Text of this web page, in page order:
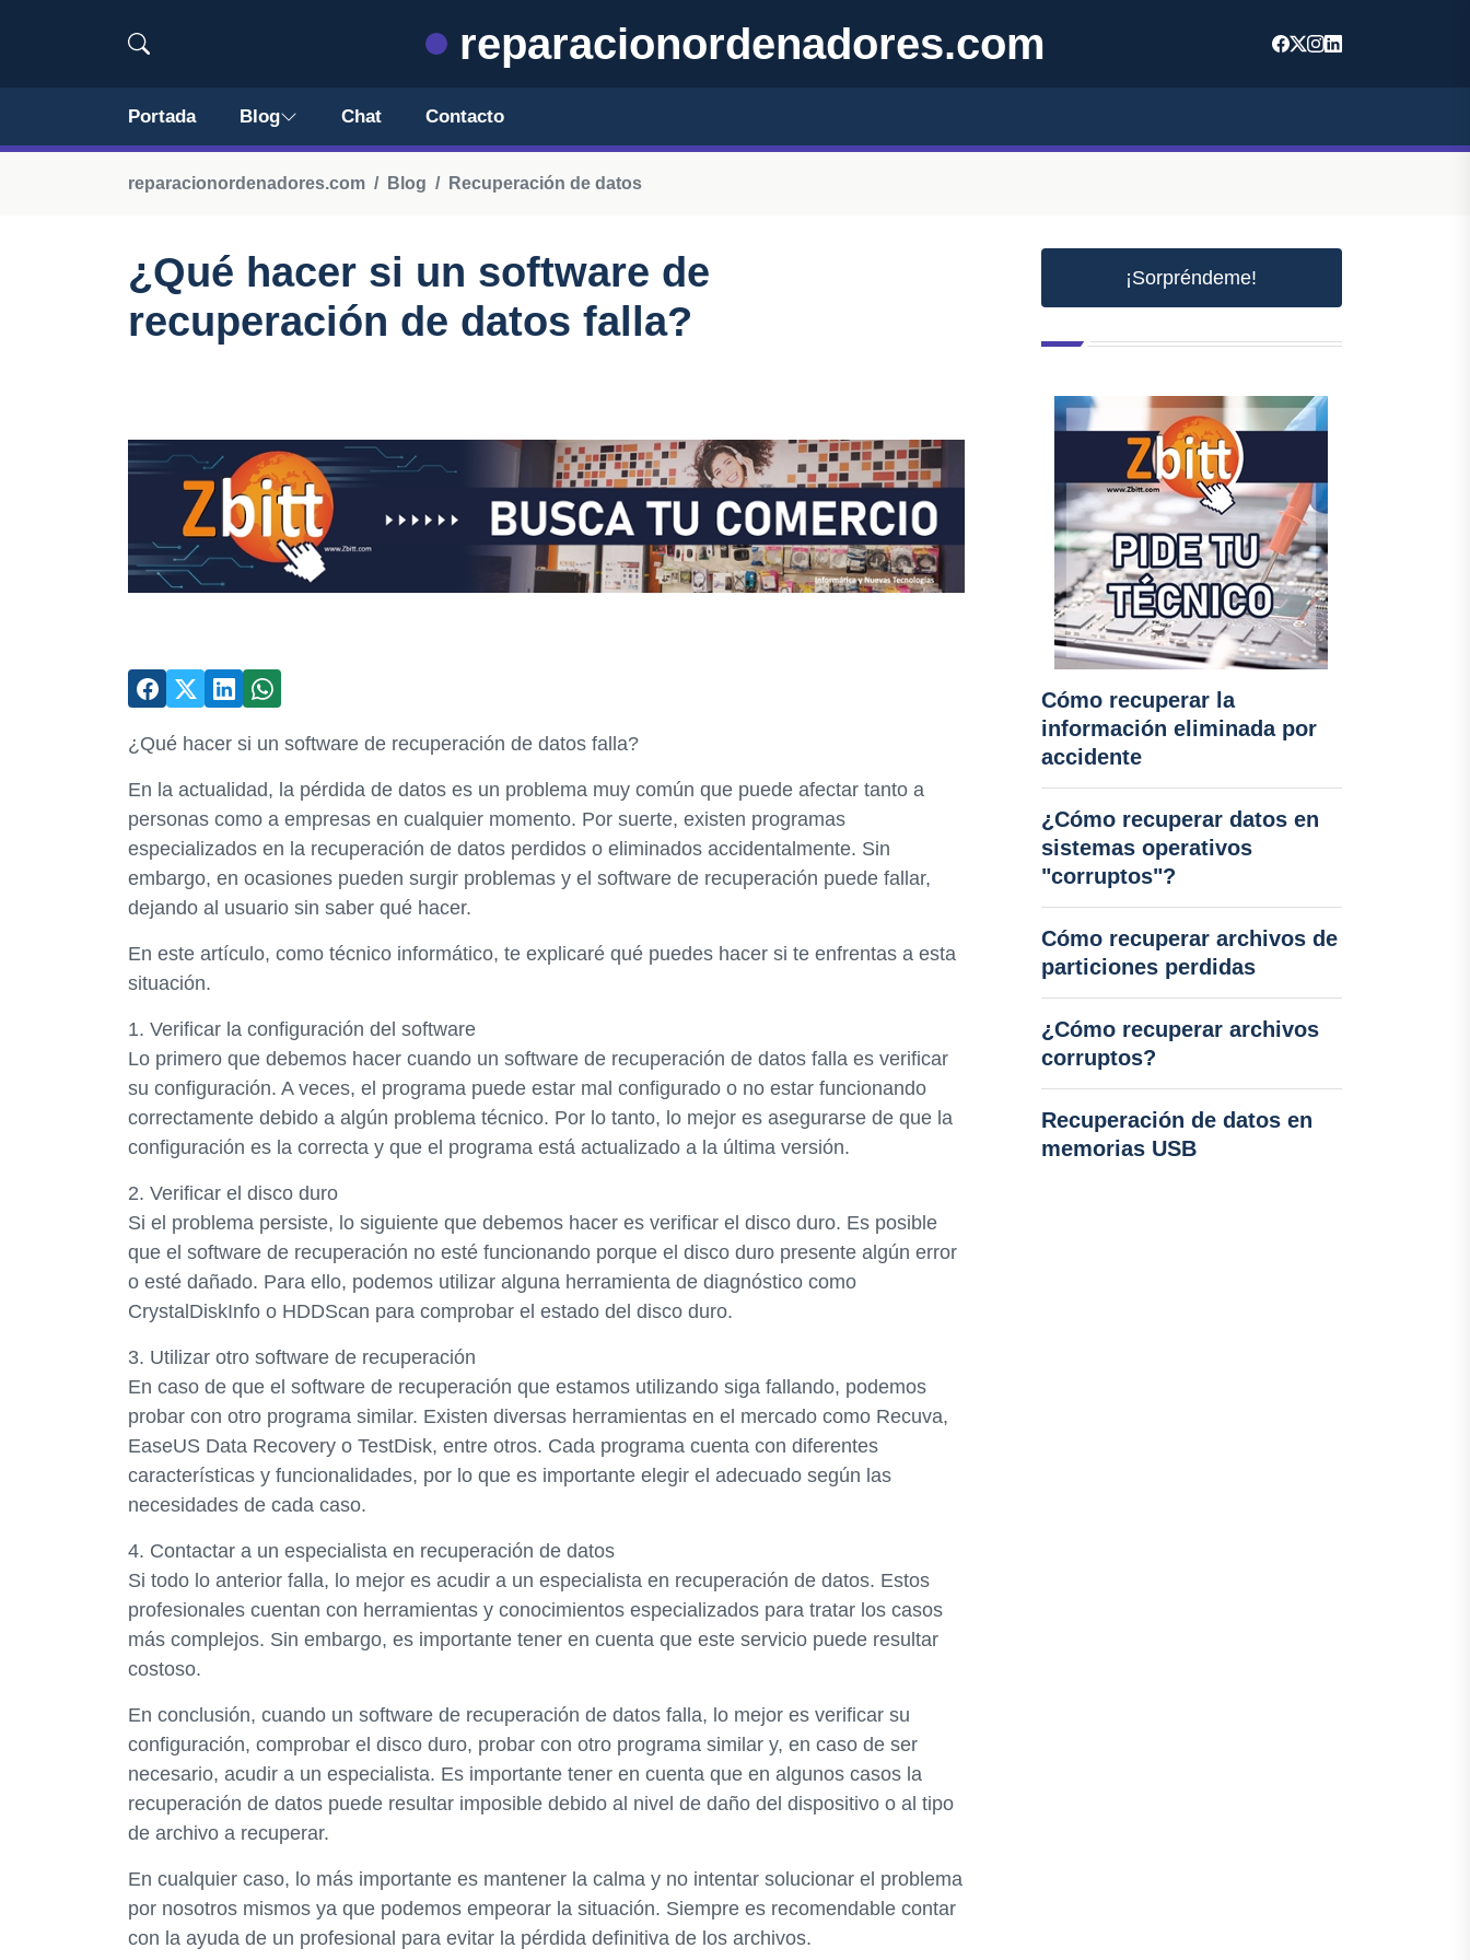
reparacionordenadores.com
Portada Blog Chat Contacto
reparacionordenadores.com Blog Recuperación de datos
¿Qué hacer si un software de
recuperación de datos falla?
¿Qué hacer si un software de recuperación de datos falla?
En la actualidad, la pérdida de datos es un problema muy común que puede afectar tanto a
personas como a empresas en cualquier momento. Por suerte, existen programas
especializados en la recuperación de datos perdidos o eliminados accidentalmente. Sin
embargo, en ocasiones pueden surgir problemas y el software de recuperación puede fallar,
dejando al usuario sin saber qué hacer.
En este artículo, como técnico informático, te explicaré qué puedes hacer si te enfrentas a esta
situación.
1. Verificar la configuración del software
Lo primero que debemos hacer cuando un software de recuperación de datos falla es verificar
su configuración. A veces, el programa puede estar mal configurado o no estar funcionando
correctamente debido a algún problema técnico. Por lo tanto, lo mejor es asegurarse de que la
configuración es la correcta y que el programa está actualizado a la última versión.
2. Verificar el disco duro
Si el problema persiste, lo siguiente que debemos hacer es verificar el disco duro. Es posible
que el software de recuperación no esté funcionando porque el disco duro presente algún error
o esté dañado. Para ello, podemos utilizar alguna herramienta de diagnóstico como
CrystalDiskInfo o HDDScan para comprobar el estado del disco duro.
3. Utilizar otro software de recuperación
En caso de que el software de recuperación que estamos utilizando siga fallando, podemos
probar con otro programa similar. Existen diversas herramientas en el mercado como Recuva,
EaseUS Data Recovery o TestDisk, entre otros. Cada programa cuenta con diferentes
características y funcionalidades, por lo que es importante elegir el adecuado según las
necesidades de cada caso.
4. Contactar a un especialista en recuperación de datos
Si todo lo anterior falla, lo mejor es acudir a un especialista en recuperación de datos. Estos
profesionales cuentan con herramientas y conocimientos especializados para tratar los casos
más complejos. Sin embargo, es importante tener en cuenta que este servicio puede resultar
costoso.
En conclusión, cuando un software de recuperación de datos falla, lo mejor es verificar su
configuración, comprobar el disco duro, probar con otro programa similar y, en caso de ser
necesario, acudir a un especialista. Es importante tener en cuenta que en algunos casos la
recuperación de datos puede resultar imposible debido al nivel de daño del dispositivo o al tipo
de archivo a recuperar.
En cualquier caso, lo más importante es mantener la calma y no intentar solucionar el problema
por nosotros mismos ya que podemos empeorar la situación. Siempre es recomendable contar
con la ayuda de un profesional para evitar la pérdida definitiva de los archivos.
¡Sorpréndeme!
Cómo recuperar la
información eliminada por
accidente
¿Cómo recuperar datos en
sistemas operativos
"corruptos"?
Cómo recuperar archivos de
particiones perdidas
¿Cómo recuperar archivos
corruptos?
Recuperación de datos en
memorias USB